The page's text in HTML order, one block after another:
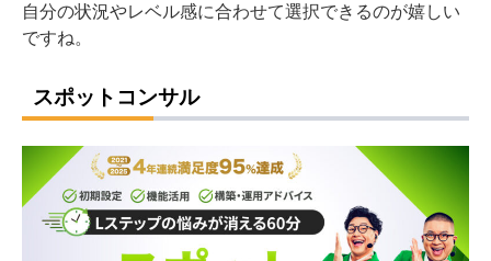
自分の状況やレベル感に合わせて選択できるのが嬉しい
ですね。
スポットコンサル